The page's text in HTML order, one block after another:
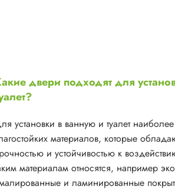
двери подходят для
установки в ванную и туалет
материалов, которые
и устойчивостью к
материалам относятся, например
и ламинированные